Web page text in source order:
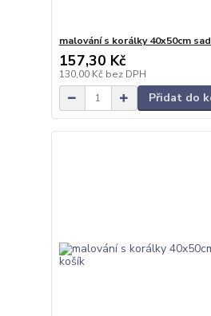
malování s korálky 40x50cm
157,30 Kč
130,00 Kč bez DPH
Přidat do